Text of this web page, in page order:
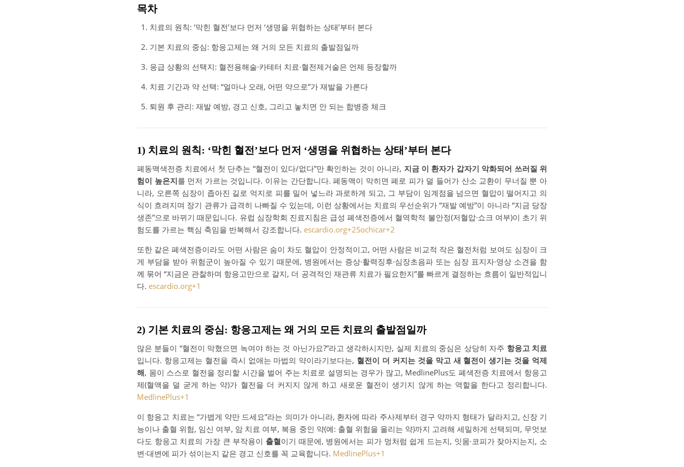
목차
치료의 원칙: ‘막힌 혈전’보다 먼저 ‘생명을 위협하는 상태’부터 본다
기본 치료의 중심: 항응고제는 왜 거의 모든 치료의 출발점일까
응급 상황의 선택지: 혈전용해술·카테터 치료·혈전제거술은 언제 등장할까
치료 기간과 약 선택: “얼마나 오래, 어떤 약으로”가 재발을 가른다
퇴원 후 관리: 재발 예방, 경고 신호, 그리고 놓치면 안 되는 합병증 체크
1) 치료의 원칙: ‘막힌 혈전’보다 먼저 ‘생명을 위협하는 상태’부터 본다
폐동맥색전증 치료에서 첫 단추는 “혈전이 있다/없다”만 확인하는 것이 아니라, 지금 이 환자가 갑자기 악화되어 쓰러질 위
험이 높은지를 먼저 가르는 것입니다. 이유는 간단합니다. 폐동맥이 막히면 폐로 피가 덜 들어가 산소 교환이 무너질 뿐 아
니라, 오른쪽 심장이 좁아진 길로 억지로 피를 밀어 넣느라 과로하게 되고, 그 부담이 임계점을 넘으면 혈압이 떨어지고 의
식이 흐려지며 장기 관류가 급격히 나빠질 수 있는데, 이런 상황에서는 치료의 우선순위가 “재발 예방”이 아니라 “지금 당장
생존”으로 바뀌기 때문입니다. 유럽 심장학회 진료지침은 급성 폐색전증에서 혈역학적 불안정(저혈압·쇼크 여부)이 초기 위
험도를 가르는 핵심 축임을 반복해서 강조합니다. escardio.org+2Sochicar+2
또한 같은 폐색전증이라도 어떤 사람은 숨이 차도 혈압이 안정적이고, 어떤 사람은 비교적 작은 혈전처럼 보여도 심장이 크
게 부담을 받아 위험군이 높아질 수 있기 때문에, 병원에서는 증상·활력징후·심장초음파 또는 심장 표지자·영상 소견을 함
께 묶어 “지금은 관찰하며 항응고만으로 갈지, 더 공격적인 재관류 치료가 필요한지”를 빠르게 결정하는 흐름이 일반적입니
다. escardio.org+1
2) 기본 치료의 중심: 항응고제는 왜 거의 모든 치료의 출발점일까
많은 분들이 “혈전이 막혔으면 녹여야 하는 것 아닌가요?”라고 생각하시지만, 실제 치료의 중심은 상당히 자주 항응고 치료
입니다. 항응고제는 혈전을 즉시 없애는 마법의 약이라기보다는, 혈전이 더 커지는 것을 막고 새 혈전이 생기는 것을 억제
해, 몸이 스스로 혈전을 정리할 시간을 벌어 주는 치료로 설명되는 경우가 많고, MedlinePlus도 폐색전증 치료에서 항응고
제(혈액을 덜 굳게 하는 약)가 혈전을 더 커지지 않게 하고 새로운 혈전이 생기지 않게 하는 역할을 한다고 정리합니다.
MedlinePlus+1
이 항응고 치료는 “가볍게 약만 드세요”라는 의미가 아니라, 환자에 따라 주사제부터 경구 약까지 형태가 달라지고, 신장 기
능이나 출혈 위험, 임신 여부, 암 치료 여부, 복용 중인 약(예: 출혈 위험을 올리는 약)까지 고려해 세밀하게 선택되며, 무엇보
다도 항응고 치료의 가장 큰 부작용이 출혈이기 때문에, 병원에서는 피가 멍처럼 쉽게 드는지, 잇몸·코피가 잦아지는지, 소
변·대변에 피가 섞이는지 같은 경고 신호를 꼭 교육합니다. MedlinePlus+1